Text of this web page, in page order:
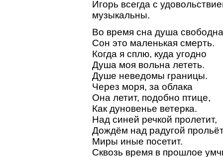
Игорь всегда с
музыкальны.
Во время сна душа
Сон это маленькая смерть.
Когда я сплю, куда угодно
Душа моя вольна лететь.
Душе неведомы границы.
Через моря, за облака
Она летит, подобно птице,
Как дуновенье ветерка.
Над синей речкой пролетит,
Дождём над радугой
Миры иные посетит.
Сквозь время в прошлое